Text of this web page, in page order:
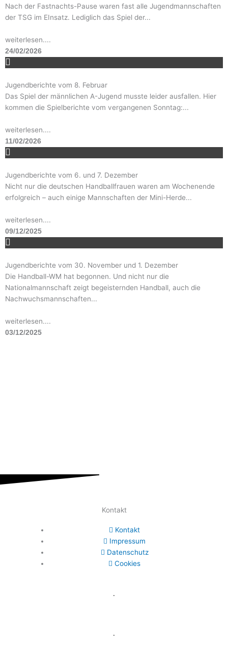
Nach der Fastnachts-Pause waren fast alle Jugendmannschaften
der TSG im EInsatz. Lediglich das Spiel der...
weiterlesen....
24/02/2026
Jugendberichte vom 8. Februar
Das Spiel der männlichen A-Jugend musste leider ausfallen. Hier
kommen die Spielberichte vom vergangenen Sonntag:...
weiterlesen....
11/02/2026
Jugendberichte vom 6. und 7. Dezember
Nicht nur die deutschen Handballfrauen waren am Wochenende
erfolgreich – auch einige Mannschaften der Mini-Herde...
weiterlesen....
09/12/2025
Jugendberichte vom 30. November und 1. Dezember
Die Handball-WM hat begonnen. Und nicht nur die
Nationalmannschaft zeigt begeisternden Handball, auch die
Nachwuchsmannschaften...
weiterlesen....
03/12/2025
Kontakt
Kontakt
Impressum
Datenschutz
Cookies
.
.